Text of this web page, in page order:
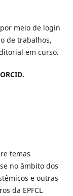
meio de login
de trabalhos,
em curso.
temas
no âmbito dos
e outras
da EPFCL